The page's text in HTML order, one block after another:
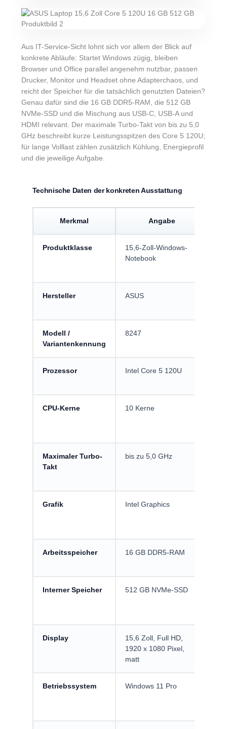
Aus IT-Service-Sicht lohnt sich vor allem der Blick auf
konkrete Abläufe: Startet Windows zügig, bleiben
Browser und Office parallel angenehm nutzbar, passen
Drucker, Monitor und Headset ohne Adapterchaos, und
reicht der Speicher für die tatsächlich genutzten Dateien?
Genau dafür sind die 16 GB DDR5-RAM, die 512 GB
NVMe-SSD und die Mischung aus USB-C, USB-A und
HDMI relevant. Der maximale Turbo-Takt von bis zu 5,0
GHz beschreibt kurze Leistungsspitzen des Core 5 120U;
für lange Volllast zählen zusätzlich Kühlung, Energieprofil
und die jeweilige Aufgabe.
Technische Daten der konkreten Ausstattung
Merkmal Angabe
Produktklasse
15,6-Zoll-Windows-
Notebook
Hersteller ASUS
Modell /
Variantenkennung
8247
Prozessor Intel Core 5 120U
CPU-Kerne 10 Kerne
Maximaler Turbo-
Takt
bis zu 5,0 GHz
Grafik Intel Graphics
Arbeitsspeicher 16 GB DDR5-RAM
Interner Speicher 512 GB NVMe-SSD
Display
15,6 Zoll, Full HD,
1920 x 1080 Pixel,
matt
Betriebssystem Windows 11 Pro